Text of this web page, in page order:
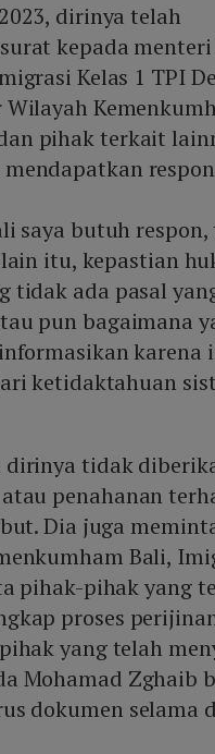
dirinya telah
kepada
Kelas 1 TPI
pihak terkait
saya butuh
itu, kepastian
tidak ada pasal
pun bagaimana
karena
ketidaktahuan
dirinya tidak
penahanan
Dia juga
Bali,
pihak-pihak yang
proses
yang telah
Mohamad Zghaib
dokumen selama